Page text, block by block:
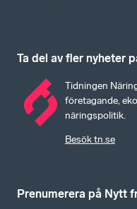
Ta del av fler nyheter
Tidningen
företagande,
näringspolitik.
Besök tn.se
Prenumerera på Nytt